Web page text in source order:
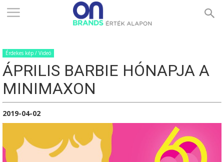
ONBRANDS
–
ALAPON
Érdekes kép / Videó
ÁPRILIS BARBIE HÓNAPJA A
MINIMAXON
2019-04-02